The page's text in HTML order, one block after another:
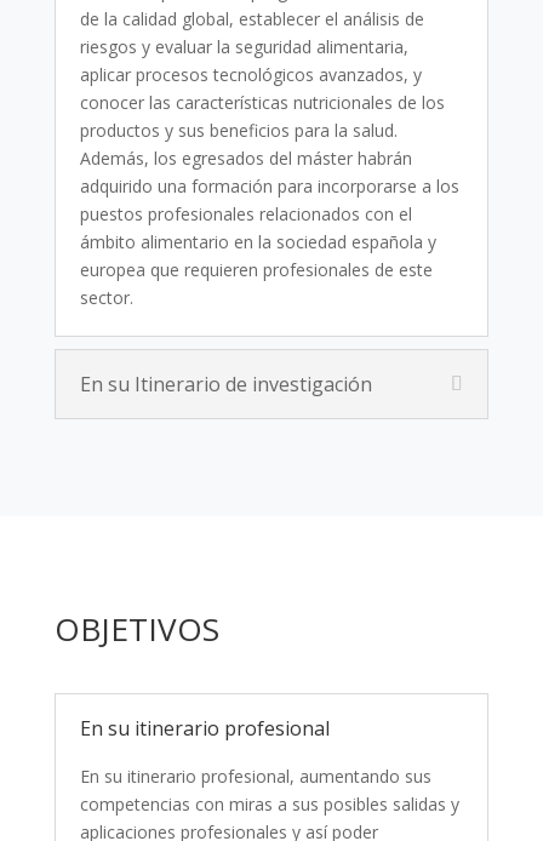
de la calidad global, establecer el análisis de
riesgos y evaluar la seguridad alimentaria,
aplicar procesos tecnológicos avanzados, y
conocer las características nutricionales de los
productos y sus beneficios para la salud.
Además, los egresados del máster habrán
adquirido una formación para incorporarse a los
puestos profesionales relacionados con el
ámbito alimentario en la sociedad española y
europea que requieren profesionales de este
sector.
En su Itinerario de investigación
OBJETIVOS
En su itinerario profesional
En su itinerario profesional, aumentando sus
competencias con miras a sus posibles salidas y
aplicaciones profesionales y así poder